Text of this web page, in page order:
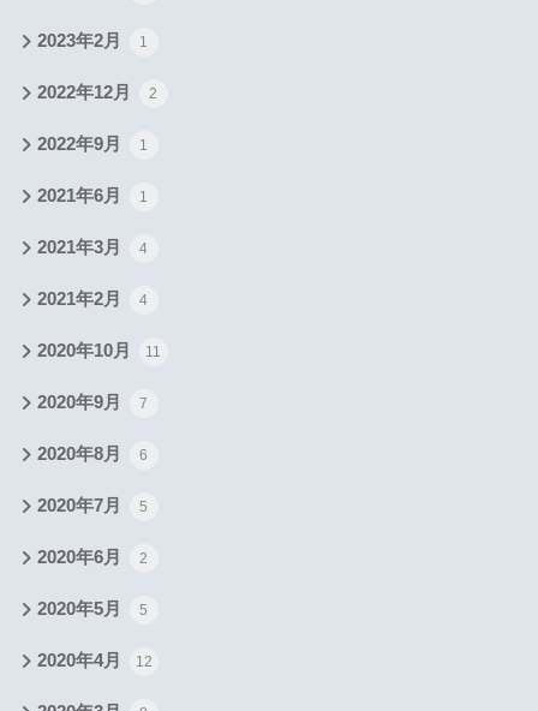
2023年2月 1
2022年12月 2
2022年9月 1
2021年6月 1
2021年3月 4
2021年2月 4
2020年10月 11
2020年9月 7
2020年8月 6
2020年7月 5
2020年6月 2
2020年5月 5
2020年4月 12